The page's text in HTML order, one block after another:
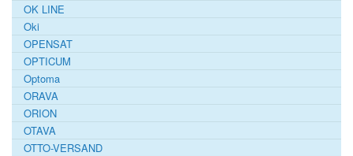
OK LINE
Oki
OPENSAT
OPTICUM
Optoma
ORAVA
ORION
OTAVA
OTTO-VERSAND